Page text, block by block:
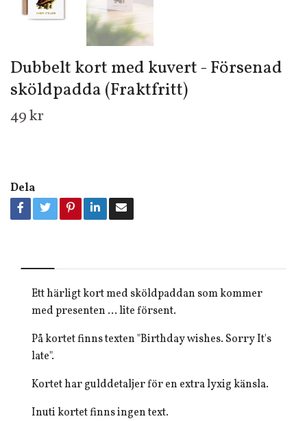
Dubbelt kort med kuvert - Försenad
sköldpadda (Fraktfritt)
49 kr
Dela
Ett härligt kort med sköldpaddan som kommer
med presenten ... lite försent.
På kortet finns texten "Birthday wishes. Sorry It's
late".
Kortet har gulddetaljer för en extra lyxig känsla.
Inuti kortet finns ingen text.